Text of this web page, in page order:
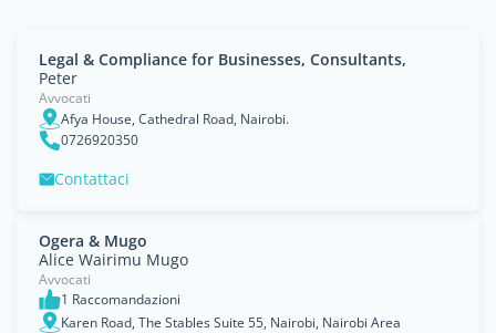
Legal & Compliance for Businesses, Consultants,
Peter
Avvocati
Afya House, Cathedral Road, Nairobi.
0726920350
Contattaci
Ogera & Mugo
Alice Wairimu Mugo
Avvocati
1 Raccomandazioni
Karen Road, The Stables Suite 55, Nairobi, Nairobi Area